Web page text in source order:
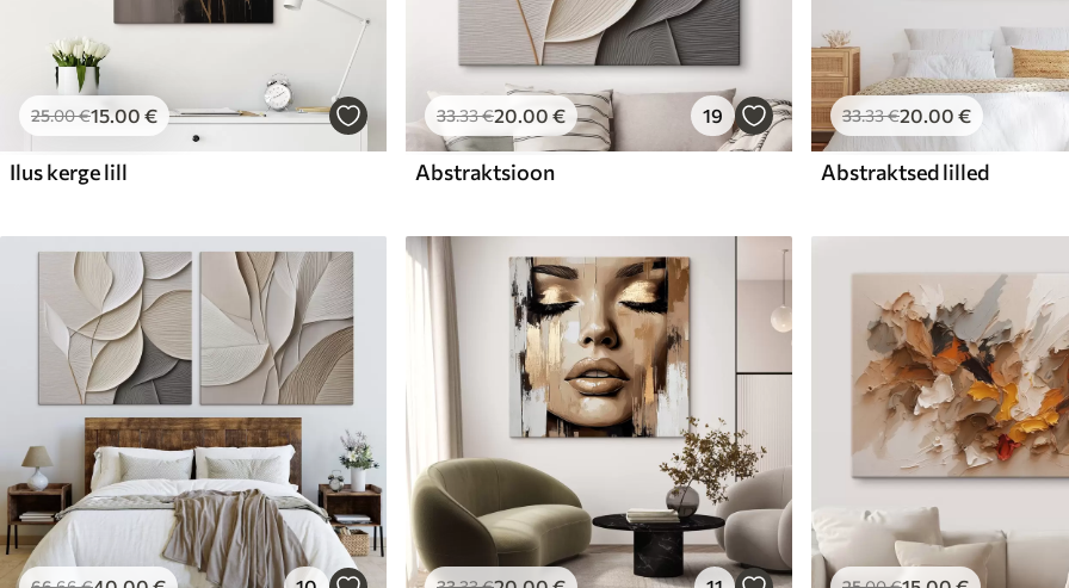
25.00€15.00 €
Ilus kerge lill
33.33€20.00 € 19
Abstraktsioon
33.33€20.00 €
Abstraktsed lilled